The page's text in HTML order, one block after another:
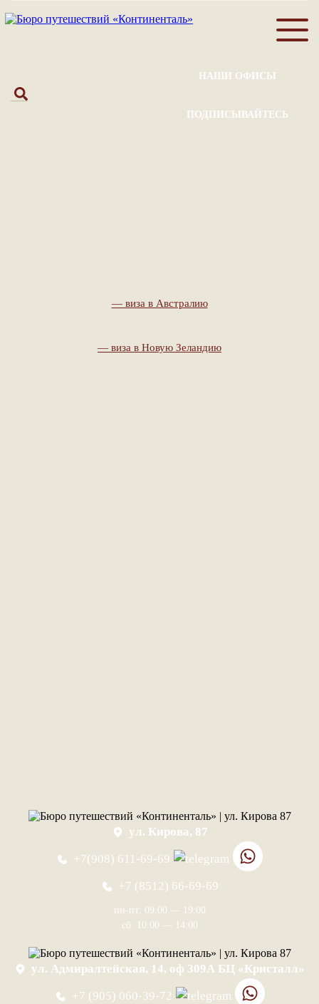
НАШИ ОФИСЫ
ПОДПИСЫВАЙТЕСЬ
— виза в Австралию
— виза в Новую Зеландию
ул. Кирова, 87
+7(908) 611-69-69
+7 (8512) 66-69-69
пн-пт: 09:00 — 19:00
сб: 10:00 — 14:00
ул. Адмиралтейская, 14, оф 309А БЦ «Кристалл»
+7 (905) 060-39-72